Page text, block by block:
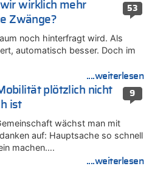
Sommer ist jetzt amtlich
Müller zu
seine Oma ermordet haben
Hondsjong zu
Sommer ist jetzt amtlich
zu
NRW so niedrig wie noch nie
Direkt zu
Tore-Marke für die Red Flames
53
wir wirklich mehr
Zwänge?
noch hinterfragt wird. Als
automatisch besser. Doch im
....weiterlesen
9
plötzlich nicht
ist
wächst man mit
auf: Hauptsache so schnell
machen….
....weiterlesen